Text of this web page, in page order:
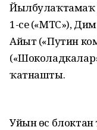
Йылбулаҡтамаҡ
1-се («МТС»), Дим
Айыт («Путин
ҡатнашты.
Уйын өс блоктан